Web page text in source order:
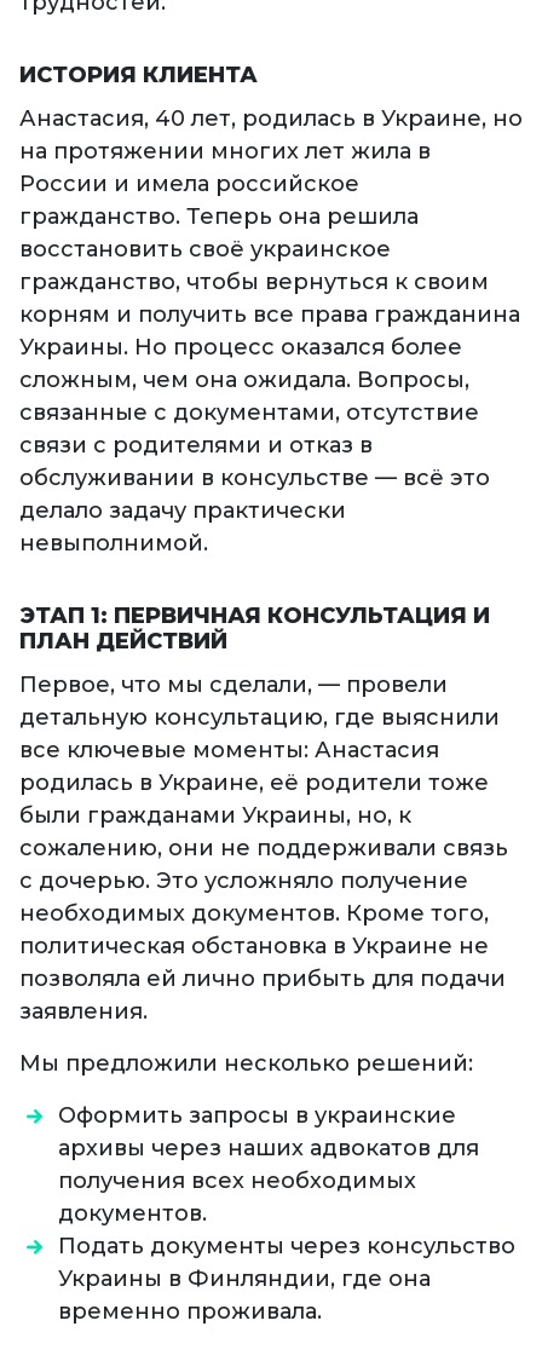
ИСТОРИЯ КЛИЕНТА
Анастасия, 40 лет, родилась в Украине, но
на протяжении многих лет жила в
России и имела российское
гражданство. Теперь она решила
восстановить своё украинское
гражданство, чтобы вернуться к своим
корням и получить все права гражданина
Украины. Но процесс оказался более
сложным, чем она ожидала. Вопросы,
связанные с документами, отсутствие
связи с родителями и отказ в
обслуживании в консульстве — всё это
делало задачу практически
невыполнимой.
ЭТАП 1: ПЕРВИЧНАЯ КОНСУЛЬТАЦИЯ И
ПЛАН ДЕЙСТВИЙ
Первое, что мы сделали, — провели
детальную консультацию, где выяснили
все ключевые моменты: Анастасия
родилась в Украине, её родители тоже
были гражданами Украины, но, к
сожалению, они не поддерживали связь
с дочерью. Это усложняло получение
необходимых документов. Кроме того,
политическая обстановка в Украине не
позволяла ей лично прибыть для подачи
заявления.
Мы предложили несколько решений:
Оформить запросы в украинские
архивы через наших адвокатов для
получения всех необходимых
документов.
Подать документы через консульство
Украины в Финляндии, где она
временно проживала.